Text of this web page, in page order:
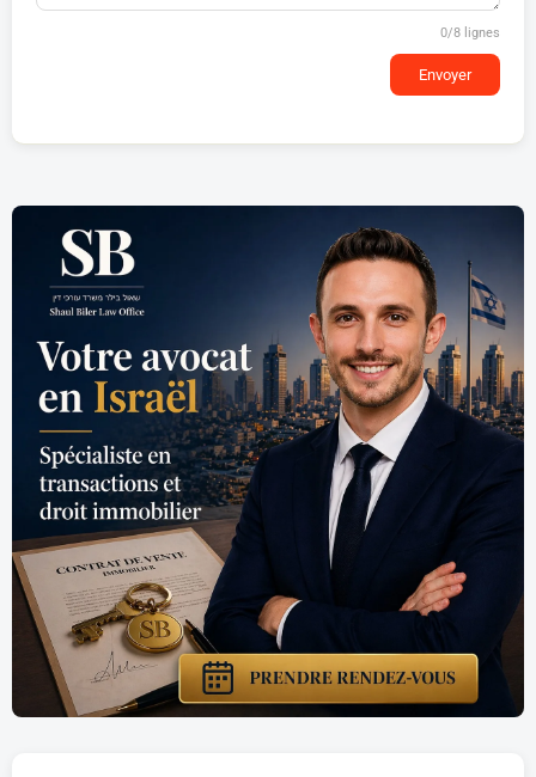
0/8 lignes
Envoyer